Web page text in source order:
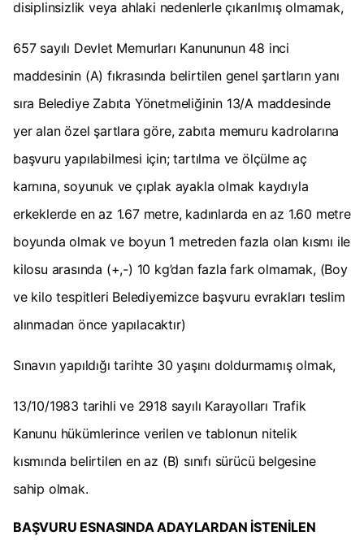
disiplinsizlik veya ahlaki nedenlerle çıkarılmış olmamak,
657 sayılı Devlet Memurları Kanununun 48 inci
maddesinin (A) fıkrasında belirtilen genel şartların yanı
sıra Belediye Zabıta Yönetmeliğinin 13/A maddesinde
yer alan özel şartlara göre, zabıta memuru kadrolarına
başvuru yapılabilmesi için; tartılma ve ölçülme aç
karnına, soyunuk ve çıplak ayakla olmak kaydıyla
erkeklerde en az 1.67 metre, kadınlarda en az 1.60 metre
boyunda olmak ve boyun 1 metreden fazla olan kısmı ile
kilosu arasında (+,-) 10 kg’dan fazla fark olmamak, (Boy
ve kilo tespitleri Belediyemizce başvuru evrakları teslim
alınmadan önce yapılacaktır)
Sınavın yapıldığı tarihte 30 yaşını doldurmamış olmak,
13/10/1983 tarihli ve 2918 sayılı Karayolları Trafik
Kanunu hükümlerince verilen ve tablonun nitelik
kısmında belirtilen en az (B) sınıfı sürücü belgesine
sahip olmak.
BAŞVURU ESNASINDA ADAYLARDAN İSTENİLEN